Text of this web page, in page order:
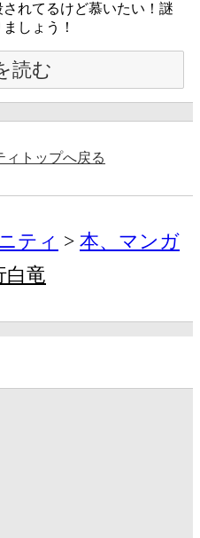
れてるけど慕いたい！謎
しょう！
読む
ィトップへ戻る
ティ
本、マンガ
白竜